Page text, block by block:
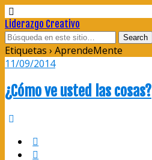
Liderazgo Creativo
Etiquetas › AprendeMente
11/09/2014
¿Cómo ve usted las cosas?